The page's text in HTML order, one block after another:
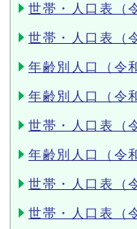
世帯・人口表（
世帯・人口表（
年齢別人口（令
年齢別人口（令
世帯・人口表（
年齢別人口（令
世帯・人口表（
世帯・人口表（